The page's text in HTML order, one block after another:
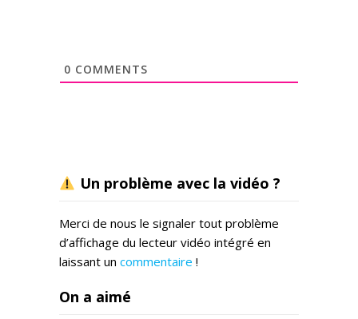
0 COMMENTS
Un problème avec la vidéo ?
Merci de nous le signaler tout problème
d’affichage du lecteur vidéo intégré en
laissant un commentaire !
On a aimé